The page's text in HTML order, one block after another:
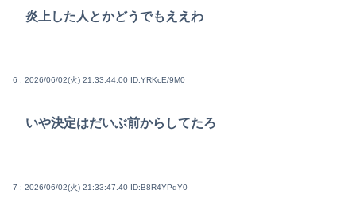
炎上した人とかどうでもええわ
6 : 2026/06/02(火) 21:33:44.00 ID:YRKcE/9M0
いや決定はだいぶ前からしてたろ
7 : 2026/06/02(火) 21:33:47.40 ID:B8R4YPdY0